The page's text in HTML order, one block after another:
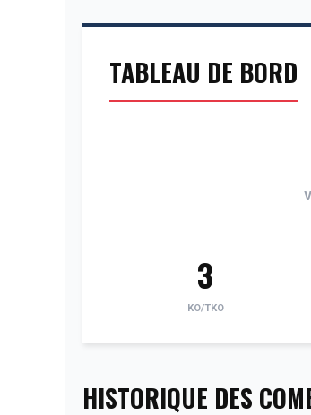
TABLEAU DE BORD
3
KO/TKO
HISTORIQUE DES